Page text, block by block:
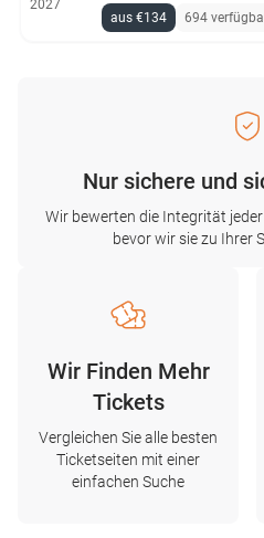
2027
aus €134
694
Nur sichere und
Wir bewerten die Integrität
bevor wir sie zu Ihrer
Wir Finden Mehr
Tickets
Vergleichen Sie alle besten
Ticketseiten mit einer
einfachen Suche